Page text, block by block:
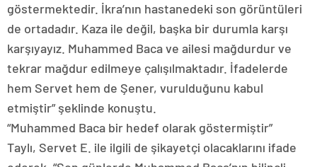
göstermektedir. İkra’nın hastanedeki son görüntüleri
de ortadadır. Kaza ile değil, başka bir durumla karşı
karşıyayız. Muhammed Baca ve ailesi mağdurdur ve
tekrar mağdur edilmeye çalışılmaktadır. İfadelerde
hem Servet hem de Şener, vurulduğunu kabul
etmiştir” şeklinde konuştu.
“Muhammed Baca bir hedef olarak göstermiştir”
Taylı, Servet E. ile ilgili de şikayetçi olacaklarını ifade